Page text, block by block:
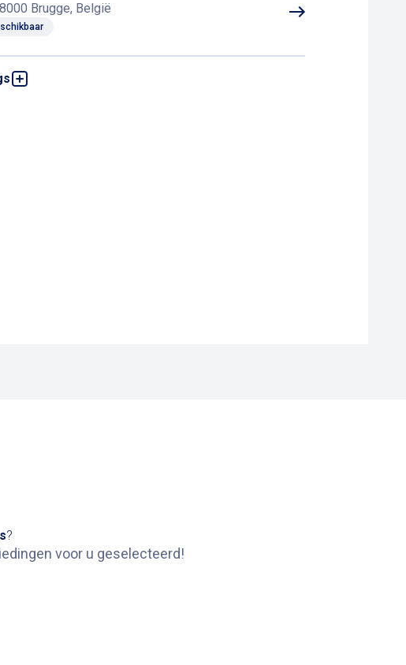
Brugge, België
?
voor u geselecteerd!